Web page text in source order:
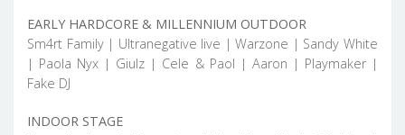
EARLY HARDCORE & MILLENNIUM OUTDOOR
Sm4rt Family | Ultranegative live | Warzone | Sandy White
| Paola Nyx | Giulz | Cele & Paol | Aaron | Playmaker |
Fake DJ
INDOOR STAGE